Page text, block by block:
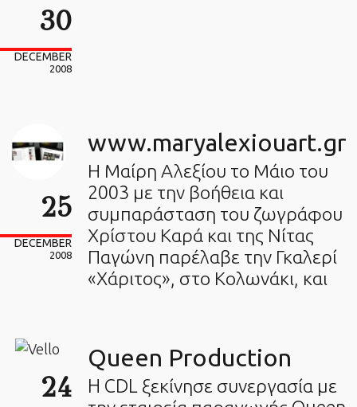
30
DECEMBER
2008
25
DECEMBER
2008
www.maryalexiouart.gr
Η Μαίρη Αλεξίου το Μάιο του
2003 με την βοήθεια και
συμπαράσταση του ζωγράφου
Χρίστου Καρά και της Νίτας
Παγώνη παρέλαβε την Γκαλερί
«Χάριτος», στο Κολωνάκι, και
24
Queen Production
H CDL ξεκίνησε συνεργασία με